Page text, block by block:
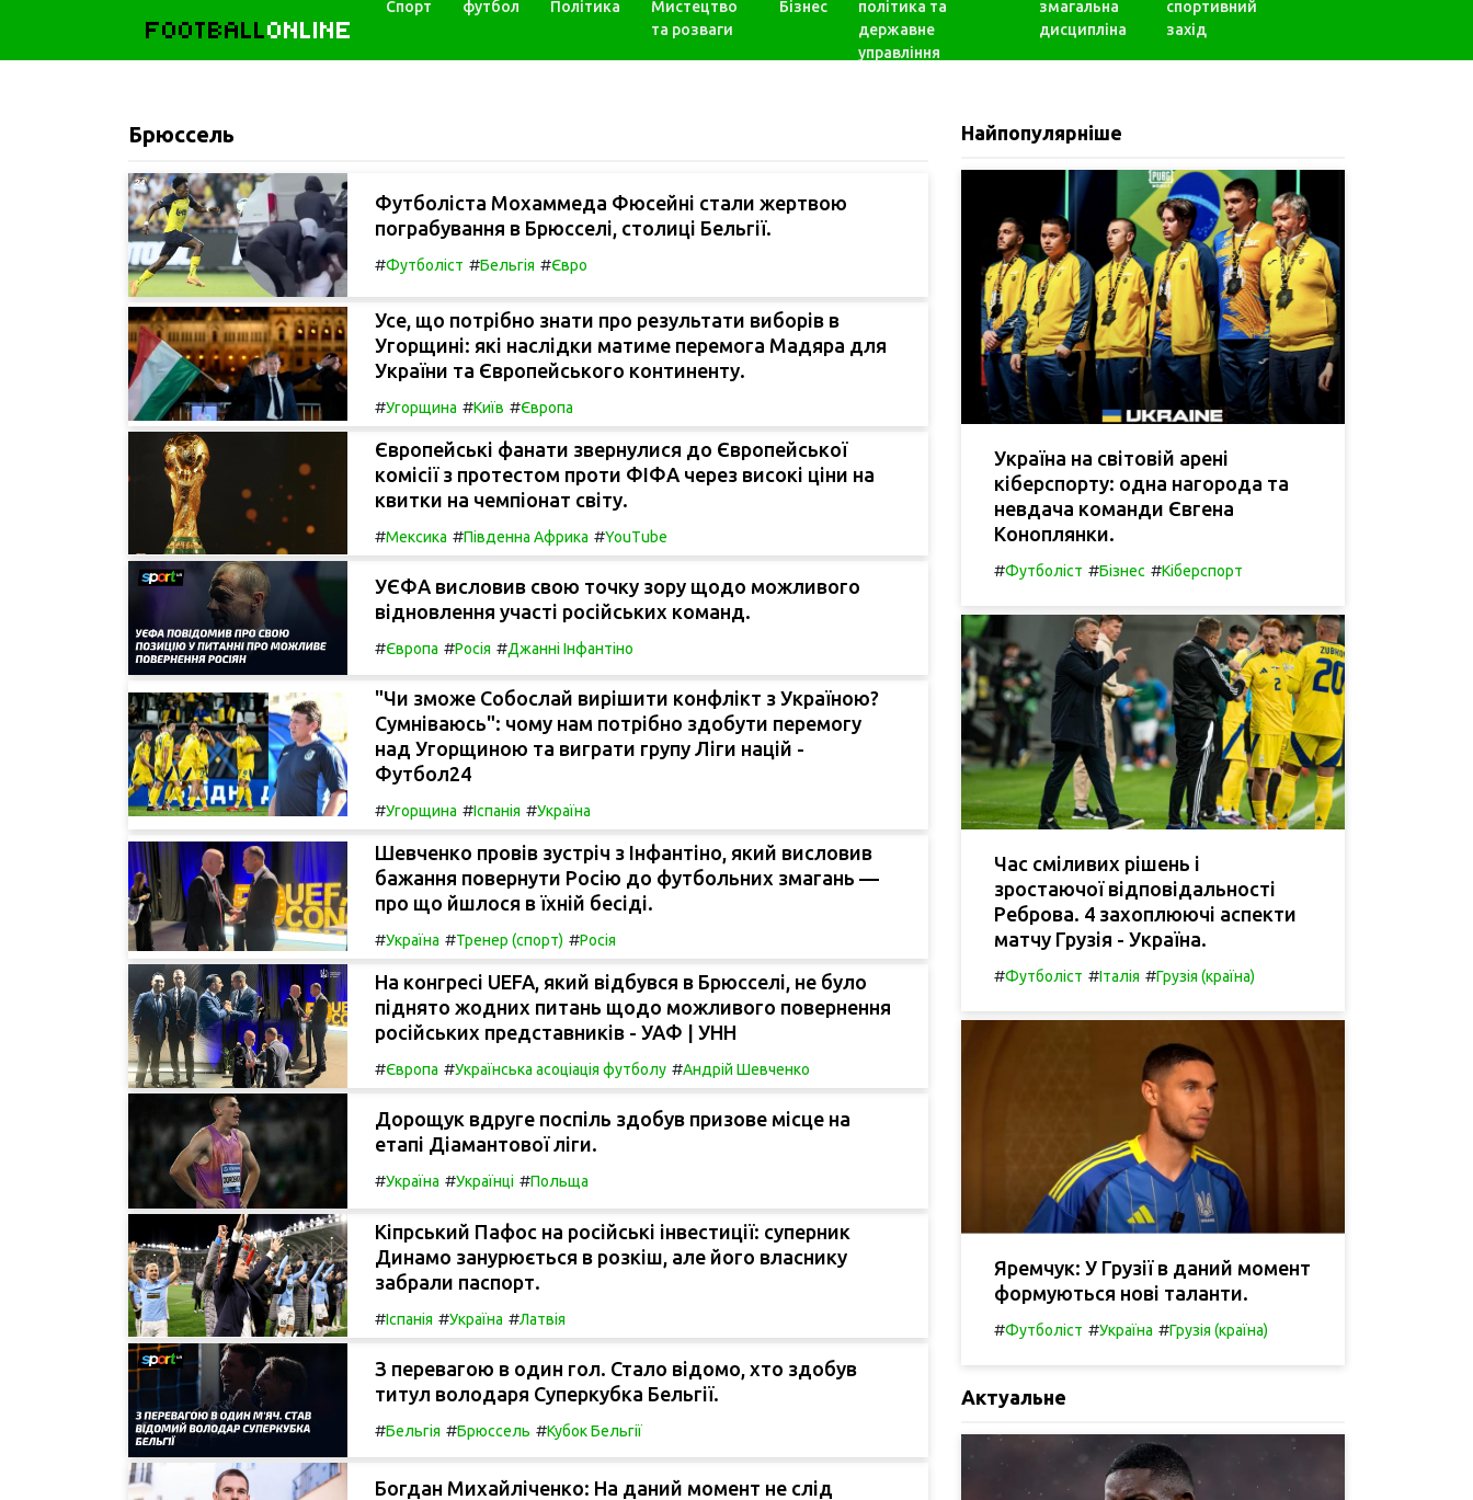
FOOTBALLONLINE
Спорт футбол Політика
Мистецтво
та розваги
Бізнес
політика та
державне
управління
змагальна
дисципліна
спортивний
захід
Брюссель
Футболіста Мохаммеда Фюсейні стали жертвою
пограбування в Брюсселі, столиці Бельгії.
#Футболіст #Бельгія #Євро
Усе, що потрібно знати про результати виборів в
Угорщині: які наслідки матиме перемога Мадяра для
України та Європейського континенту.
#Угорщина #Київ #Європа
Європейські фанати звернулися до Європейської
комісії з протестом проти ФІФА через високі ціни на
квитки на чемпіонат світу.
#Мексика #Південна Африка #YouTube
УЄФА висловив свою точку зору щодо можливого
відновлення участі російських команд.
#Європа #Росія #Джанні Інфантіно
"Чи зможе Собослай вирішити конфлікт з Україною?
Сумніваюсь": чому нам потрібно здобути перемогу
над Угорщиною та виграти групу Ліги націй -
Футбол24
#Угорщина #Іспанія #Україна
Шевченко провів зустріч з Інфантіно, який висловив
бажання повернути Росію до футбольних змагань —
про що йшлося в їхній бесіді.
#Україна #Тренер (спорт) #Росія
На конгресі UEFA, який відбувся в Брюсселі, не було
піднято жодних питань щодо можливого повернення
російських представників - УАФ | УНН
#Європа #Українська асоціація футболу #Андрій Шевченко
Дорощук вдруге поспіль здобув призове місце на
етапі Діамантової ліги.
#Україна #Українці #Польща
Кіпрський Пафос на російські інвестиції: суперник
Динамо занурюється в розкіш, але його власнику
забрали паспорт.
#Іспанія #Україна #Латвія
З перевагою в один гол. Стало відомо, хто здобув
титул володаря Суперкубка Бельгії.
#Бельгія #Брюссель #Кубок Бельгії
Богдан Михайліченко: На даний момент не слід
Найпопулярніше
Україна на світовій арені
кіберспорту: одна нагорода та
невдача команди Євгена
Коноплянки.
#Футболіст #Бізнес #Кіберспорт
Час сміливих рішень і
зростаючої відповідальності
Реброва. 4 захоплюючі аспекти
матчу Грузія - Україна.
#Футболіст #Італія #Грузія (країна)
Яремчук: У Грузії в даний момент
формуються нові таланти.
#Футболіст #Україна #Грузія (країна)
Актуальне